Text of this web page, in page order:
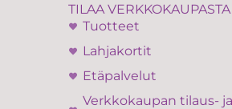
TILAA VERKKOKAUPASTA
Tuotteet
Lahjakortit
Etäpalvelut
Verkkokaupan tilaus- ja